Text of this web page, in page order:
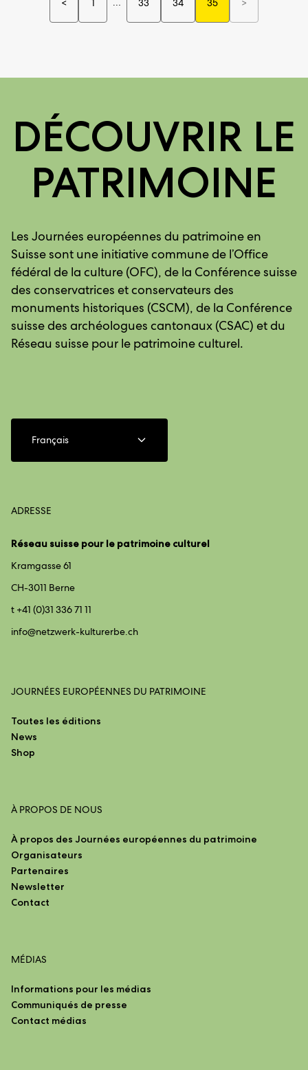
<
12 manifestations précédentes
1 33 34 35 >
DÉCOUVRIR LE
PATRIMOINE
Les Journées européennes du patrimoine en
Suisse sont une initiative commune de l’Office
fédéral de la culture (OFC), de la Conférence suisse
des conservatrices et conservateurs des
monuments historiques (CSCM), de la Conférence
suisse des archéologues cantonaux (CSAC) et du
Réseau suisse pour le patrimoine culturel.
Français
ADRESSE
Réseau suisse pour le patrimoine culturel
Kramgasse 61
CH-3011 Berne
t +41 (0)31 336 71 11
info@netzwerk-kulturerbe.ch
JOURNÉES EUROPÉENNES DU PATRIMOINE
Toutes les éditions
News
Shop
À PROPOS DE NOUS
À propos des Journées européennes du patrimoine
Organisateurs
Partenaires
Newsletter
Contact
MÉDIAS
Informations pour les médias
Communiqués de presse
Contact médias